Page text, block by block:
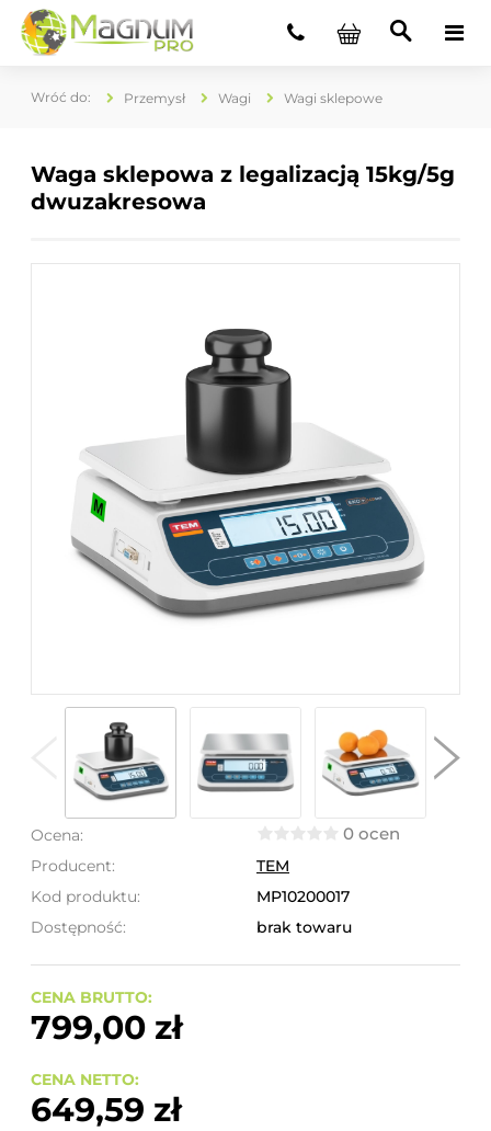
Przemysł Wagi Wagi sklepowe
Waga sklepowa z legalizacją 15kg/5g
dwuzakresowa
Ocena: 0 ocen
Producent:
TEM
Kod produktu:
MP10200017
Dostępność:
brak towaru
CENA BRUTTO:
799,00 zł
CENA NETTO:
649,59 zł